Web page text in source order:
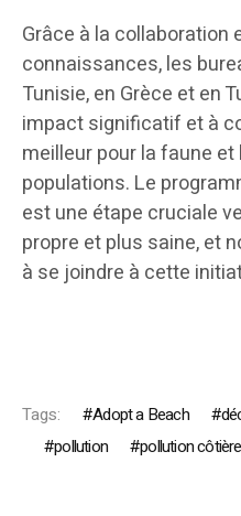
Grâce à la collaboration
connaissances, les
Tunisie, en Grèce et en
impact significatif et à
meilleur pour la faune
populations. Le
est une étape cruciale
propre et plus saine, et
à se joindre à cette
Tags: Adopt a Beach
pollution
pollution côtière